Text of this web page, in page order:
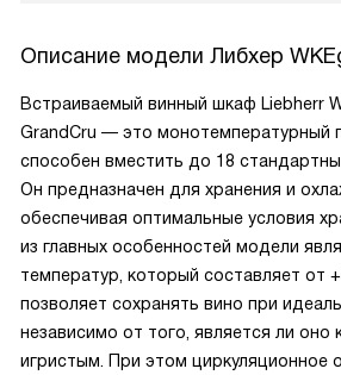
Описание модели Либхер
Встраиваемый винный шкаф Liebherr
GrandCru — это монотемпературный
способен вместить до 18
Он предназначен для хранения и
обеспечивая оптимальные условия
из главных особенностей модели
температур, который составляет от
позволяет сохранять вино при
независимо от того, является ли оно
игристым. При этом циркуляционное